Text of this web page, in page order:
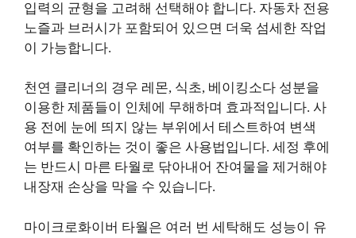
입력의 균형을 고려해 선택해야 합니다. 자동차 전용
노즐과 브러시가 포함되어 있으면 더욱 섬세한 작업
이 가능합니다.
천연 클리너의 경우 레몬, 식초, 베이킹소다 성분을
이용한 제품들이 인체에 무해하며 효과적입니다. 사
용 전에 눈에 띄지 않는 부위에서 테스트하여 변색
여부를 확인하는 것이 좋은 사용법입니다. 세정 후에
는 반드시 마른 타월로 닦아내어 잔여물을 제거해야
내장재 손상을 막을 수 있습니다.
마이크로화이버 타월은 여러 번 세탁해도 성능이 유